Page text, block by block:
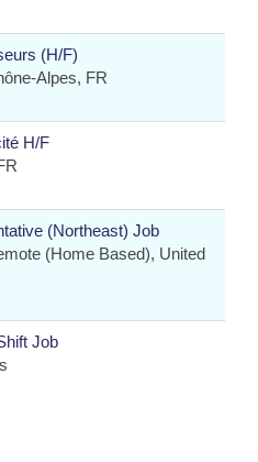
(H/F)
Alpes, FR
H/F
(Northeast) Job
(Home Based), United
Job